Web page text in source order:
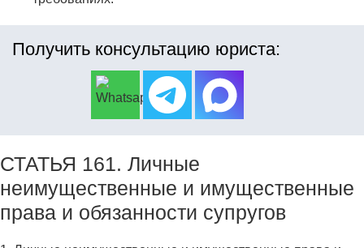
Получить консультацию юриста:
СТАТЬЯ 161. Личные
неимущественные и имущественные
права и обязанности супругов